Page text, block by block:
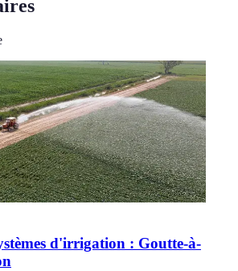
d'irrigation : Goutte-à-